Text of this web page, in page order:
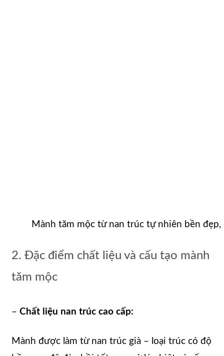
Mành tăm mộc từ nan trúc tự nhiên bền
2. Đặc điểm chất liệu và cấu tạo mành
tăm mộc
– Chất liệu nan trúc cao cấp:
Mành được làm từ nan trúc già – loại trúc có độ